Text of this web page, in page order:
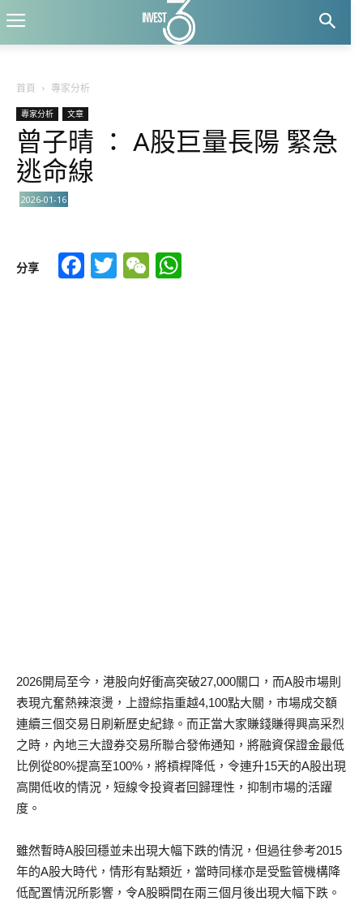
首頁 專家分析
專家分析 文章
曾子晴 ： A股巨量長陽 緊急
逃命線
2026-01-16
分享 Facebook
TwitterWeChat
2026開局至今，港股向好衝高突破27,000關口，而A股市場則
表現亢奮熱辣滾燙，上證綜指重越4,100點大關，市場成交額
連續三個交易日刷新歷史紀錄。而正當大家賺錢賺得興高采烈
之時，內地三大證券交易所聯合發佈通知，將融資保證金最低
比例從80%提高至100%，將槓桿降低，令連升15天的A股出現
高開低收的情況，短線令投資者回歸理性，抑制市場的活躍
度。
雖然暫時A股回穩並未出現大幅下跌的情況，但過往參考2015
年的A股大時代，情形有點類近，當時同樣亦是受監管機構降
低配置情況所影響，令A股瞬間在兩三個月後出現大幅下跌。